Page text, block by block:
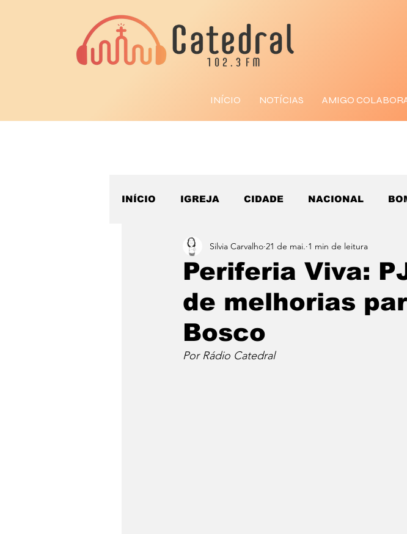
INÍCIO NOTÍCIAS AMIGO
INÍCIO IGREJA CIDADE NACIONAL
ESPORTE
Periferia Viva:
de melhorias
Bosco
Silvia Carvalho 21 de mai. 1 min de leitura
Por Rádio Catedral